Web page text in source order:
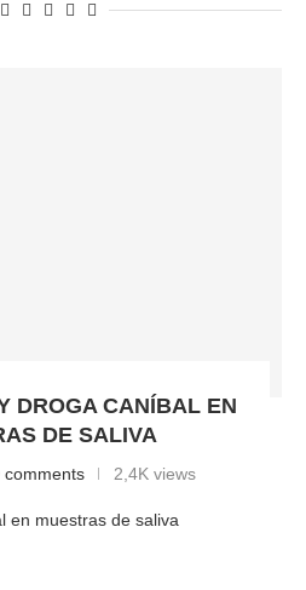
DROGA CANÍBAL EN
DE SALIVA
comments 2,4K views
en muestras de saliva